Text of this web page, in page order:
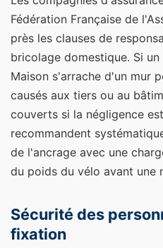
Fédération Française de
près les clauses de
bricolage domestique. Si
Maison s'arrache d'un mur
causés aux tiers ou au
couverts si la négligence
recommandent
de l'ancrage avec une
du poids du vélo avant une
Sécurité des
fixation